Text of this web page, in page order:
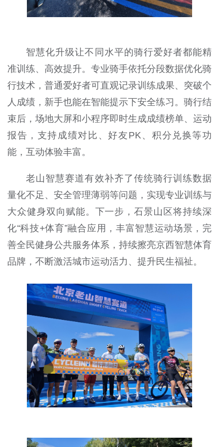
智慧化升级让不同水平的骑行爱好者都能精
准训练、高效提升。专业骑手依托分段数据优化骑
行技术，普通爱好者可直观记录训练成果、突破个
人成绩，新手也能在智能提示下安全练习。骑行结
束后，场地大屏和小程序即时生成成绩榜单、运动
报告，支持成绩对比、好友PK、积分兑换等功
能，互动体验丰富。
老山智慧赛道有效补齐了传统骑行训练数据
量化不足、安全管理薄弱等问题，实现专业训练与
大众健身双向赋能。下一步，石景山区将持续深
化“科技+体育”融合应用，丰富智慧运动场景，完
善全民健身公共服务体系，持续擦亮京西智慧体育
品牌，不断激活城市运动活力、提升民生福祉。